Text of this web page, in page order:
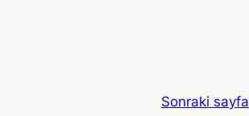
Sonraki sayfa